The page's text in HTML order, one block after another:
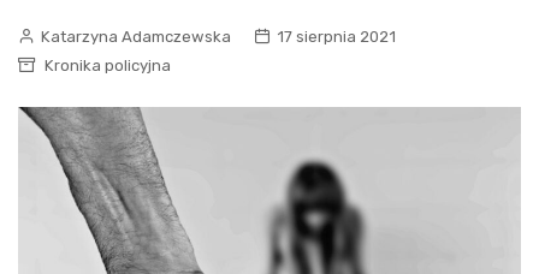
Katarzyna Adamczewska
17 sierpnia 2021
Kronika policyjna